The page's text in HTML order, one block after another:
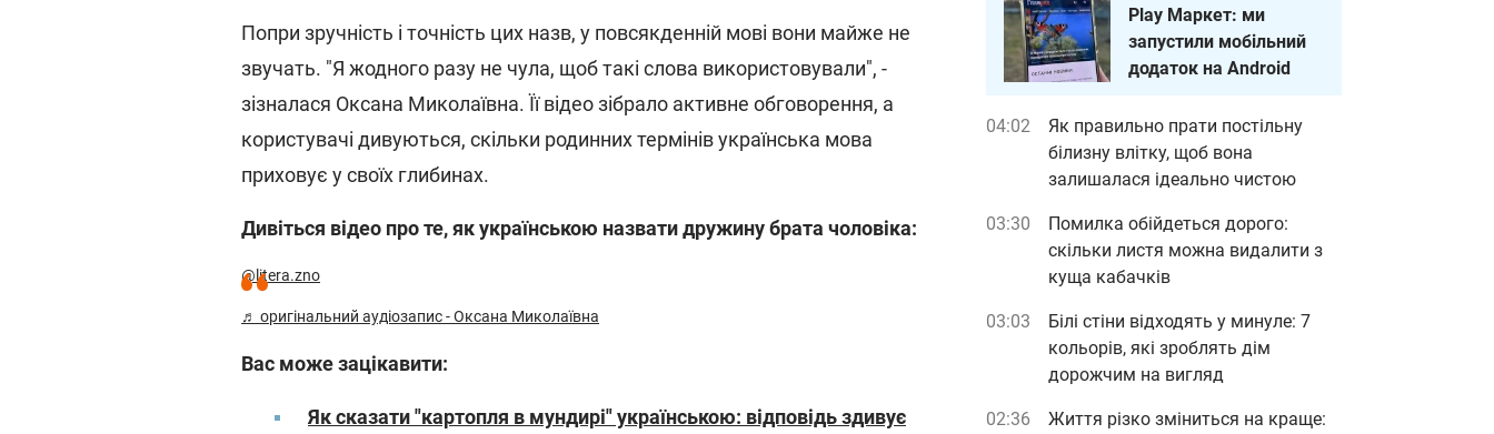
Попри зручність і точність цих назв, у повсякденній мові вони майже не
звучать. "Я жодного разу не чула, щоб такі слова використовували", -
зізналася Оксана Миколаївна. Її відео зібрало активне обговорення, а
користувачі дивуються, скільки родинних термінів українська мова
приховує у своїх глибинах.
Дивіться відео про те, як українською назвати дружину брата чоловіка:
@litera.zno
♬ оригінальний аудіозапис - Оксана Миколаївна
Вас може зацікавити:
Як сказати "картопля в мундирі" українською: відповідь здивує
Play Маркет: ми
запустили мобільний
додаток на Android
04:02
Як правильно прати постільну
білизну влітку, щоб вона
залишалася ідеально чистою
03:30
Помилка обійдеться дорого:
скільки листя можна видалити з
куща кабачків
03:03
Білі стіни відходять у минуле: 7
кольорів, які зроблять дім
дорожчим на вигляд
02:36
Життя різко зміниться на краще: